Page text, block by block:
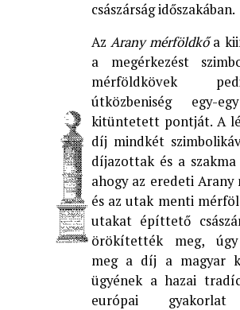
császárság időszakában.
AzArany mérföldkőa
a megérkezést
mérföldkövek
útközbeniség egy-
kitüntetett pontját. A
díj mindkét
díjazottak és a
ahogy az eredeti
és az utak menti
utakat építtető
örökítették meg,
meg a díj a magyar
ügyének a hazai
európai